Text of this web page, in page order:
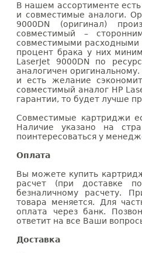
В нашем ассортименте
и совместимые аналоги.
9000DN (оригинал)
совместимый –
совместимыми расходными
процент брака у них
LaserJet 9000DN по
аналогичен
и есть желание
совместимый аналог HP
гарантии, то будет лучше
Совместимые картриджи
Наличие указано на
поинтересоваться у
Оплата
Вы можете купить
расчет (при доставке
безналичному расчету.
товара меняется. Для
оплата через банк.
ответит на все Ваши
Доставка